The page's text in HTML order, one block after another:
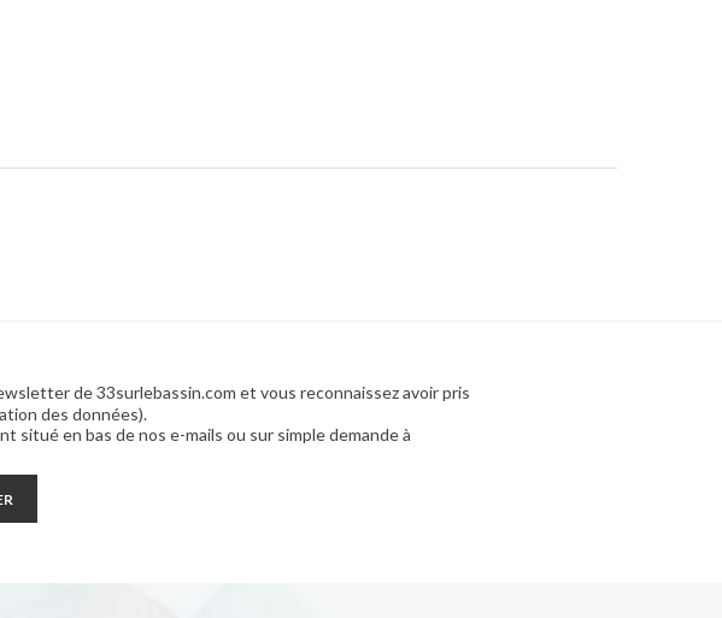
de 33surlebassin.com et vous reconnaissez avoir pris
des données).
situé en bas de nos e-mails ou sur simple demande à